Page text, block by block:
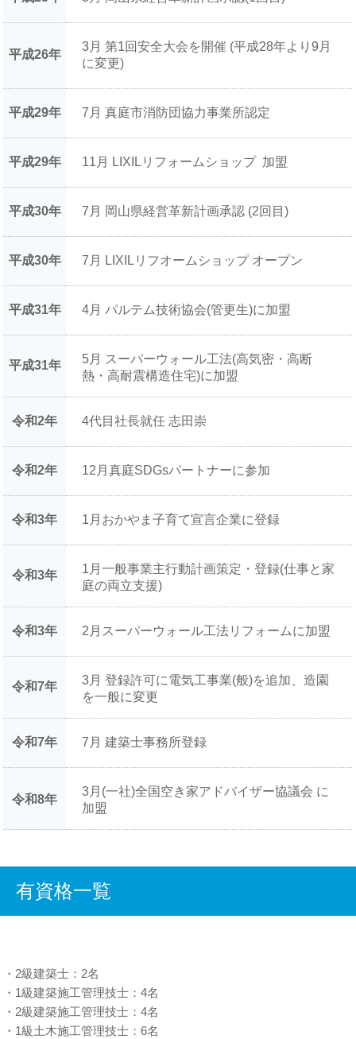
平成26年
3月 第1回安全大会を開催 (平成28年より9月
に変更)
平成29年 7月 真庭市消防団協力事業所認定
平成29年 11月 LIXILリフォームショップ 加盟
平成30年 7月 岡山県経営革新計画承認 (2回目)
平成30年 7月 LIXILリフオームショップ オープン
平成31年 4月 パルテム技術協会(管更生)に加盟
平成31年
5月 スーパーウォール工法(高気密・高断
熱・高耐震構造住宅)に加盟
令和2年 4代目社長就任 志田崇
令和2年 12月真庭SDGsパートナーに参加
令和3年 1月おかやま子育て宣言企業に登録
令和3年
1月一般事業主行動計画策定・登録(仕事と家
庭の両立支援)
令和3年 2月スーパーウォール工法リフォームに加盟
令和7年
3月 登録許可に電気工事業(般)を追加、造園
を一般に変更
令和7年 7月 建築士事務所登録
令和8年
3月(一社)全国空き家アドバイザー協議会 に
加盟
有資格一覧
・2級建築士：2名
・1級建築施工管理技士：4名
・2級建築施工管理技士：4名
・1級土木施工管理技士：6名